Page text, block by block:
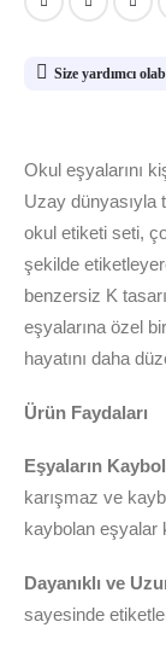
Size yardımcı
Okul eşyalarını
Uzay dünyasıyla
okul etiketi seti,
şekilde
benzersiz K
eşyalarına özel
hayatını daha
Ürün Faydaları
Eşyaların
karışmaz ve
kaybolan eşyalar
Dayanıklı ve
sayesinde